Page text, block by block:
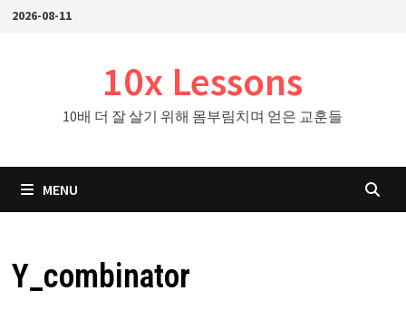
Skip2026-08-11
10x Lessons
10배 더 잘 살기 위해 몸부림치며 얻은 교훈들
MENU
Y_combinator